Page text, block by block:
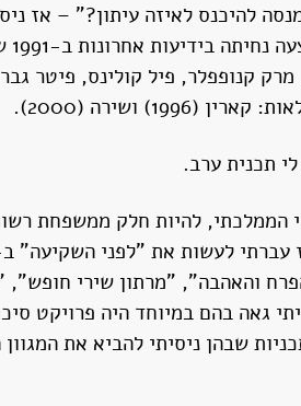
להיכנס לאיזה עיתון?" – אז
(דיוויד בואי, מרק קנופפלר, פיל קולינס,
ושירה (2000).
הממלכתי, להיות חלק ממשפחת
והאהבה", "מרתון שירי חופש",
גאה בהם במיוחד היה פרויקט
"בציר 2004" וכו' היו תכניות שבהן ניסיתי